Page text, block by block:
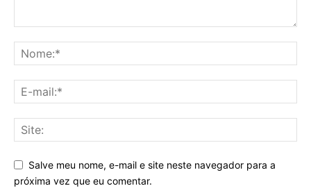
Salve meu nome, e-mail e site neste navegador para a
próxima vez que eu comentar.